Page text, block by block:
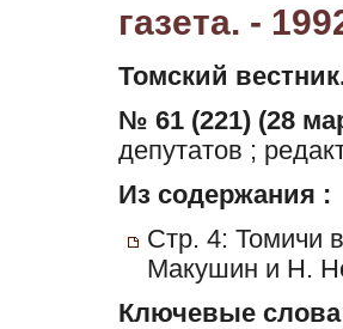
газета. -
Томский
№ 61 (221) (28
депутатов ;
Из содержания :
Стр. 4: Томичи
Макушин и Н.
Ключевые слова